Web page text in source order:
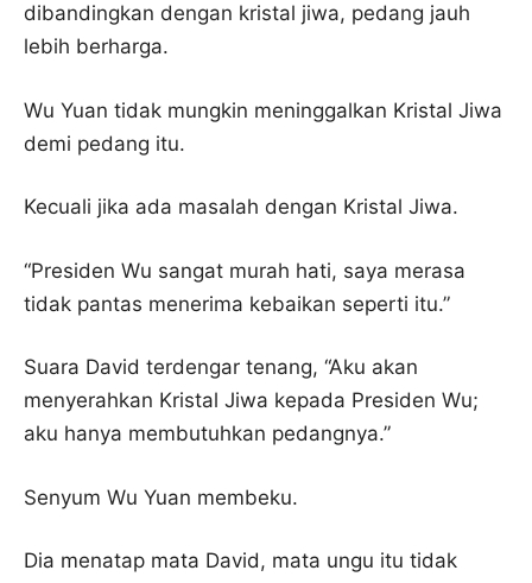
dibandingkan dengan kristal jiwa, pedang jauh
lebih berharga.
Wu Yuan tidak mungkin meninggalkan Kristal Jiwa
demi pedang itu.
Kecuali jika ada masalah dengan Kristal Jiwa.
“Presiden Wu sangat murah hati, saya merasa
tidak pantas menerima kebaikan seperti itu.”
Suara David terdengar tenang, “Aku akan
menyerahkan Kristal Jiwa kepada Presiden Wu;
aku hanya membutuhkan pedangnya.”
Senyum Wu Yuan membeku.
Dia menatap mata David, mata ungu itu tidak